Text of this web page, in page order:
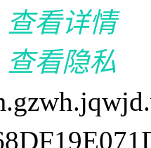
查看详情
查看隐私